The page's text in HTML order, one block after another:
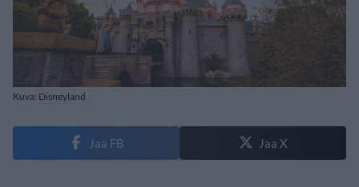
Kuva: Disneyland
Jaa FB Jaa X